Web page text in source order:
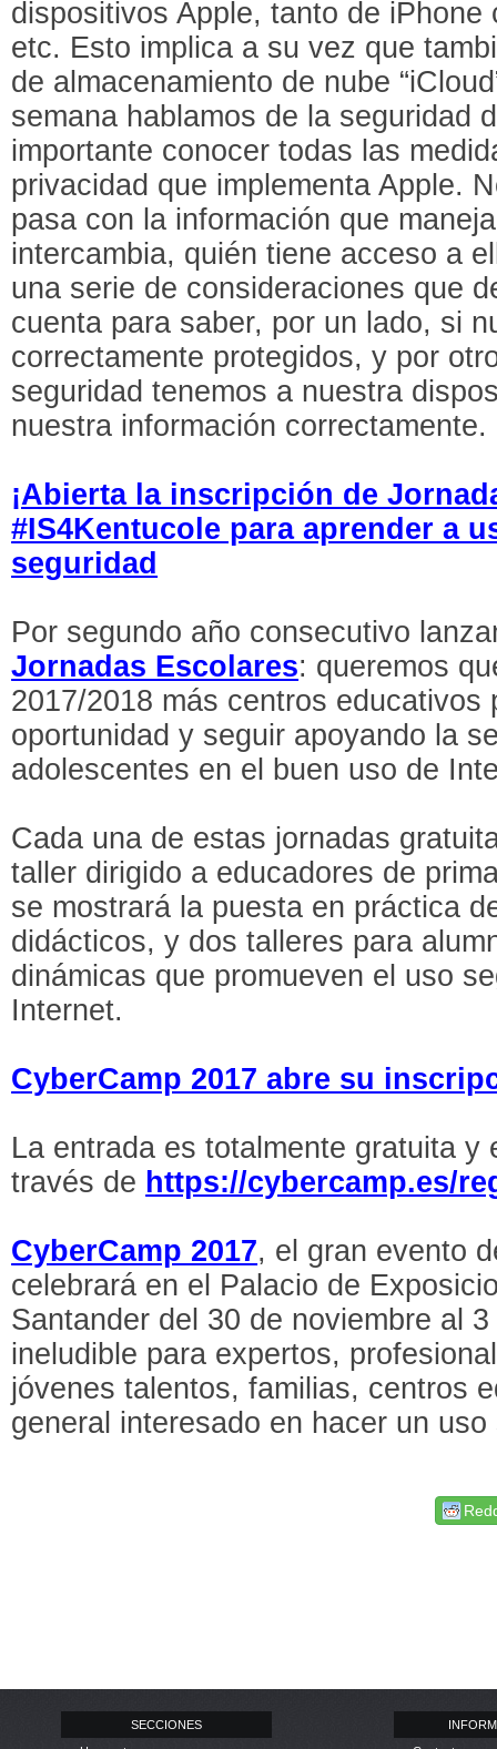
dispositivos Apple, tanto de
etc. Esto implica a su vez que
de almacenamiento de nube
semana hablamos de la seguridad
importante conocer todas las
privacidad que implementa Apple.
pasa con la información que
intercambia, quién tiene acceso a
una serie de consideraciones que
cuenta para saber, por un lado, si
correctamente protegidos, y por
seguridad tenemos a nuestra
nuestra información correctamente.
¡Abierta la inscripción de
#IS4Kentucole para aprender a
seguridad
Por segundo año consecutivo
Jornadas Escolares: queremos
2017/2018 más centros educativos
oportunidad y seguir apoyando la
adolescentes en el buen uso de
Cada una de estas jornadas
taller dirigido a educadores de
se mostrará la puesta en práctica
didácticos, y dos talleres para
dinámicas que promueven el uso
Internet.
CyberCamp 2017 abre su
La entrada es totalmente gratuita y
través de https://cybercamp.es/
CyberCamp 2017, el gran evento
celebrará en el Palacio de
Santander del 30 de noviembre al
ineludible para expertos,
jóvenes talentos, familias, centros
general interesado en hacer un
SECCIONES